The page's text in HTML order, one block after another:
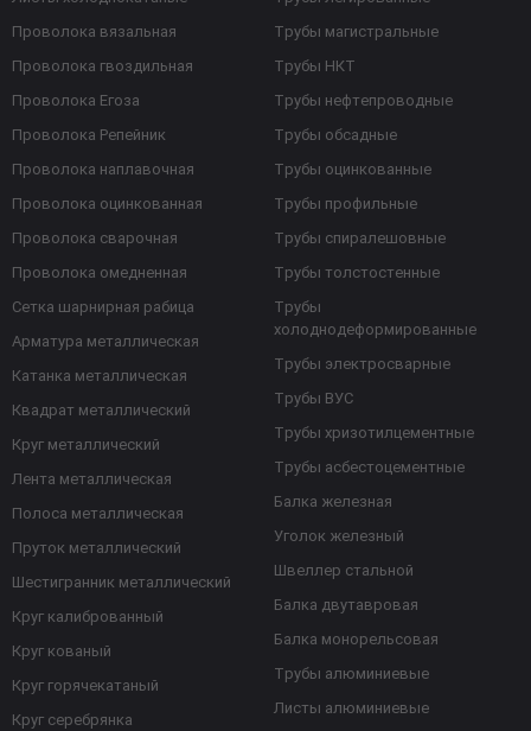
Проволока вязальная
Проволока гвоздильная
Проволока Егоза
Проволока Репейник
Проволока наплавочная
Проволока оцинкованная
Проволока сварочная
Проволока омедненная
Сетка шарнирная рабица
Арматура металлическая
Катанка металлическая
Квадрат металлический
Круг металлический
Лента металлическая
Полоса металлическая
Пруток металлический
Шестигранник металлический
Круг калиброванный
Круг кованый
Круг горячекатаный
Круг серебрянка
Трубы магистральные
Трубы НКТ
Трубы нефтепроводные
Трубы обсадные
Трубы оцинкованные
Трубы профильные
Трубы спиралешовные
Трубы толстостенные
Трубы
холоднодеформированные
Трубы электросварные
Трубы ВУС
Трубы хризотилцементные
Трубы асбестоцементные
Балка железная
Уголок железный
Швеллер стальной
Балка двутавровая
Балка монорельсовая
Трубы алюминиевые
Листы алюминиевые